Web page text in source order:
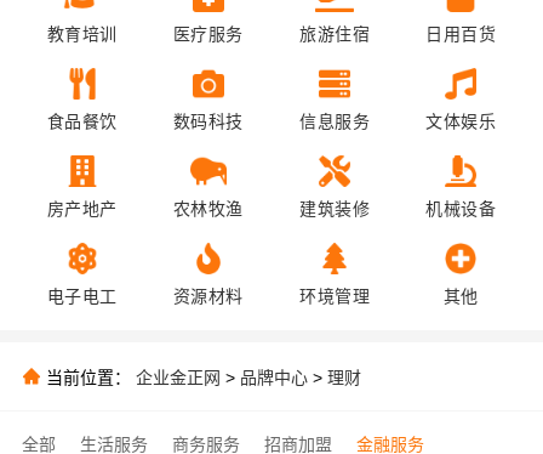
教育培训 医疗服务 旅游住宿 日用百货
食品餐饮 数码科技 信息服务 文体娱乐
房产地产 农林牧渔 建筑装修 机械设备
电子电工 资源材料 环境管理 其他
当前位置： 企业金正网 > 品牌中心 > 理财
全部 生活服务 商务服务 招商加盟
金融服务